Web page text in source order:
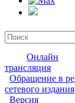
Онлайн
трансляция
Обращение в
сетевого издания
Версия